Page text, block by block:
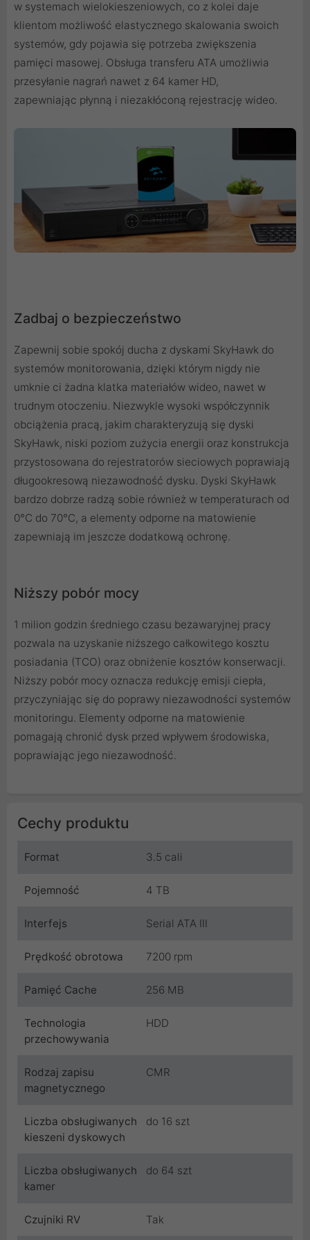
w systemach wielokieszeniowych, co z kolei daje
klientom możliwość elastycznego skalowania swoich
systemów, gdy pojawia się potrzeba zwiększenia
pamięci masowej. Obsługa transferu ATA umożliwia
przesyłanie nagrań nawet z 64 kamer HD,
zapewniając płynną i niezakłóconą rejestrację wideo.
Zadbaj o bezpieczeństwo
Zapewnij sobie spokój ducha z dyskami SkyHawk do
systemów monitorowania, dzięki którym nigdy nie
umknie ci żadna klatka materiałów wideo, nawet w
trudnym otoczeniu. Niezwykle wysoki współczynnik
obciążenia pracą, jakim charakteryzują się dyski
SkyHawk, niski poziom zużycia energii oraz konstrukcja
przystosowana do rejestratorów sieciowych poprawiają
długookresową niezawodność dysku. Dyski SkyHawk
bardzo dobrze radzą sobie również w temperaturach od
0°C do 70°C, a elementy odporne na matowienie
zapewniają im jeszcze dodatkową ochronę.
Niższy pobór mocy
1 milion godzin średniego czasu bezawaryjnej pracy
pozwala na uzyskanie niższego całkowitego kosztu
posiadania (TCO) oraz obniżenie kosztów konserwacji.
Niższy pobór mocy oznacza redukcję emisji ciepła,
przyczyniając się do poprawy niezawodności systemów
monitoringu. Elementy odporne na matowienie
pomagają chronić dysk przed wpływem środowiska,
poprawiając jego niezawodność.
Cechy produktu
Format 3.5 cali
Pojemność 4 TB
Interfejs Serial ATA III
Prędkość obrotowa 7200 rpm
Pamięć Cache 256 MB
Technologia
przechowywania
HDD
Rodzaj zapisu
magnetycznego
CMR
Liczba obsługiwanych
kieszeni dyskowych
do 16 szt
Liczba obsługiwanych
kamer
do 64 szt
Czujniki RV Tak